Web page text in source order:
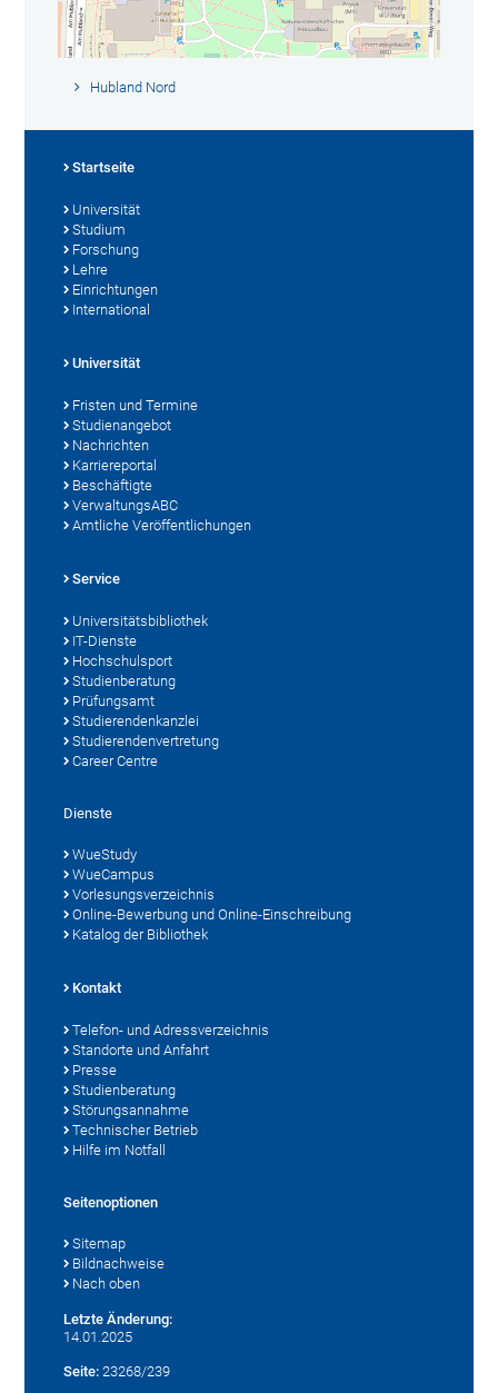
Hubland Nord
Startseite
Universität
Studium
Forschung
Lehre
Einrichtungen
International
Universität
Fristen und Termine
Studienangebot
Nachrichten
Karriereportal
Beschäftigte
VerwaltungsABC
Amtliche Veröffentlichungen
Service
Universitätsbibliothek
IT-Dienste
Hochschulsport
Studienberatung
Prüfungsamt
Studierendenkanzlei
Studierendenvertretung
Career Centre
Dienste
WueStudy
WueCampus
Vorlesungsverzeichnis
Online-Bewerbung und Online-Einschreibung
Katalog der Bibliothek
Kontakt
Telefon- und Adressverzeichnis
Standorte und Anfahrt
Presse
Studienberatung
Störungsannahme
Technischer Betrieb
Hilfe im Notfall
Seitenoptionen
Sitemap
Bildnachweise
Nach oben
Letzte Änderung:
14.01.2025
Seite: 23268/239